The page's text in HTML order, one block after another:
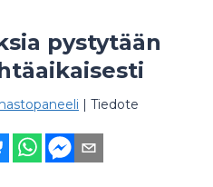
pystytään
| Tiedote